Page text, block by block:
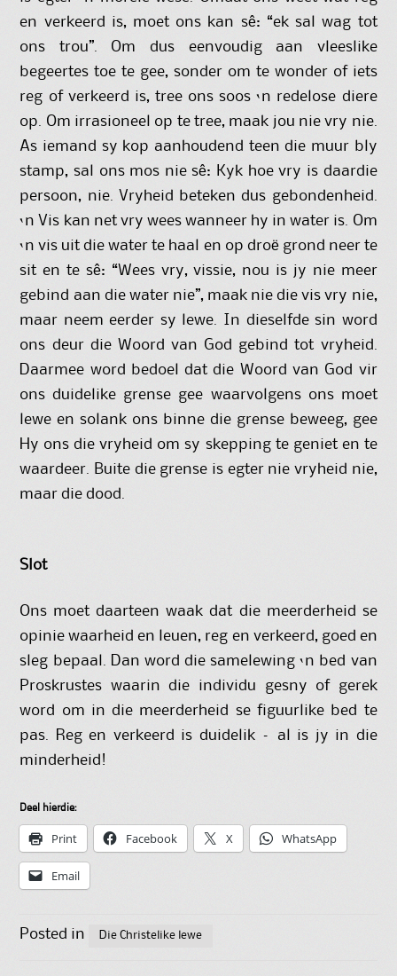
en verkeerd is, moet ons kan sê: “ek sal wag tot
ons trou”. Om dus eenvoudig aan vleeslike
begeertes toe te gee, sonder om te wonder of iets
reg of verkeerd is, tree ons soos ‘n redelose diere
op. Om irrasioneel op te tree, maak jou nie vry nie.
As iemand sy kop aanhoudend teen die muur bly
stamp, sal ons mos nie sê: Kyk hoe vry is daardie
persoon, nie. Vryheid beteken dus gebondenheid.
‘n Vis kan net vry wees wanneer hy in water is. Om
‘n vis uit die water te haal en op droë grond neer te
sit en te sê: “Wees vry, vissie, nou is jy nie meer
gebind aan die water nie”, maak nie die vis vry nie,
maar neem eerder sy lewe. In dieselfde sin word
ons deur die Woord van God gebind tot vryheid.
Daarmee word bedoel dat die Woord van God vir
ons duidelike grense gee waarvolgens ons moet
lewe en solank ons binne die grense beweeg, gee
Hy ons die vryheid om sy skepping te geniet en te
waardeer. Buite die grense is egter nie vryheid nie,
maar die dood.
Slot
Ons moet daarteen waak dat die meerderheid se
opinie waarheid en leuen, reg en verkeerd, goed en
sleg bepaal. Dan word die samelewing ‘n bed van
Proskrustes waarin die individu gesny of gerek
word om in die meerderheid se figuurlike bed te
pas. Reg en verkeerd is duidelik – al is jy in die
minderheid!
Deel hierdie:
Print Facebook X WhatsApp
Email
Posted in Die Christelike lewe